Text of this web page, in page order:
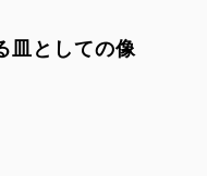
としての像